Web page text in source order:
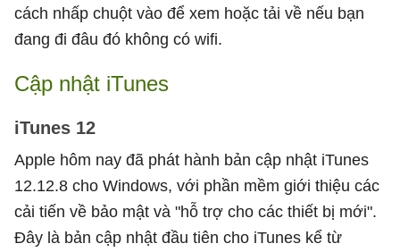
cách nhấp chuột vào để xem hoặc tải về nếu bạn
đang đi đâu đó không có wifi.
Cập nhật iTunes
iTunes 12
Apple hôm nay đã phát hành bản cập nhật iTunes
12.12.8 cho Windows, với phần mềm giới thiệu các
cải tiến về bảo mật và "hỗ trợ cho các thiết bị mới".
Đây là bản cập nhật đầu tiên cho iTunes kể từ